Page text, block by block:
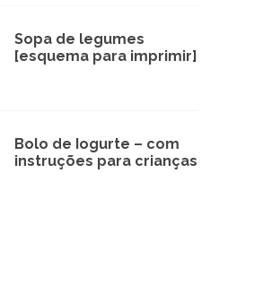
Sopa de legumes
[esquema para imprimir]
Bolo de Iogurte – com
instruções para crianças